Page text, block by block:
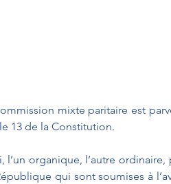
mixte paritaire est
13 de la Constitution.
organique, l’autre
qui sont soumises à